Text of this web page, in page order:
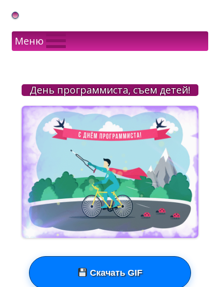
Gif Открытки в подарок
Меню
День программиста, съем детей!
Скачать GIF